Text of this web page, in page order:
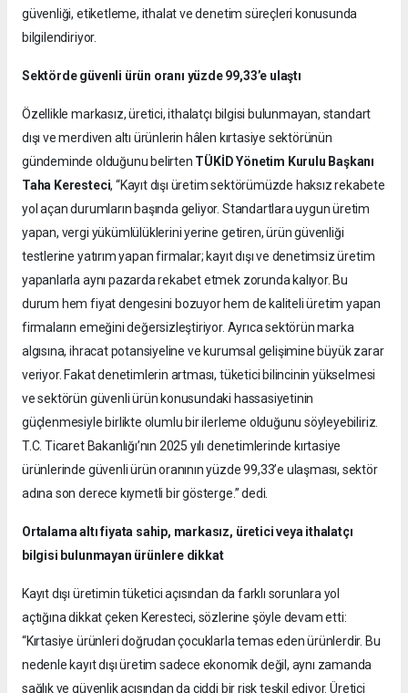
güvenliği, etiketleme, ithalat ve denetim süreçleri konusunda
bilgilendiriyor.
Sektörde güvenli ürün oranı yüzde 99,33’e ulaştı
Özellikle markasız, üretici, ithalatçı bilgisi bulunmayan, standart
dışı ve merdiven altı ürünlerin hâlen kırtasiye sektörünün
gündeminde olduğunu belirten TÜKİD Yönetim Kurulu Başkanı
Taha Keresteci, “Kayıt dışı üretim sektörümüzde haksız rekabete
yol açan durumların başında geliyor. Standartlara uygun üretim
yapan, vergi yükümlülüklerini yerine getiren, ürün güvenliği
testlerine yatırım yapan firmalar; kayıt dışı ve denetimsiz üretim
yapanlarla aynı pazarda rekabet etmek zorunda kalıyor. Bu
durum hem fiyat dengesini bozuyor hem de kaliteli üretim yapan
firmaların emeğini değersizleştiriyor. Ayrıca sektörün marka
algısına, ihracat potansiyeline ve kurumsal gelişimine büyük zarar
veriyor. Fakat denetimlerin artması, tüketici bilincinin yükselmesi
ve sektörün güvenli ürün konusundaki hassasiyetinin
güçlenmesiyle birlikte olumlu bir ilerleme olduğunu söyleyebiliriz.
T.C. Ticaret Bakanlığı’nın 2025 yılı denetimlerinde kırtasiye
ürünlerinde güvenli ürün oranının yüzde 99,33’e ulaşması, sektör
adına son derece kıymetli bir gösterge.” dedi.
Ortalama altı fiyata sahip, markasız, üretici veya ithalatçı
bilgisi bulunmayan ürünlere dikkat
Kayıt dışı üretimin tüketici açısından da farklı sorunlara yol
açtığına dikkat çeken Keresteci, sözlerine şöyle devam etti:
“Kırtasiye ürünleri doğrudan çocuklarla temas eden ürünlerdir. Bu
nedenle kayıt dışı üretim sadece ekonomik değil, aynı zamanda
sağlık ve güvenlik açısından da ciddi bir risk teşkil ediyor. Üretici